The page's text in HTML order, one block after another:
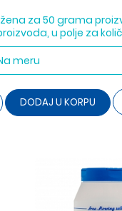
za 50 grama
u polje za
meru
DODAJ U KORPU